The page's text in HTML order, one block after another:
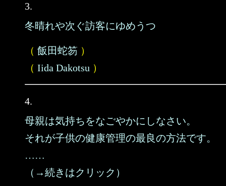
3.
冬晴れや次ぐ訪客にゆめうつゝ
（ 飯田蛇笏 ）
（ Iida Dakotsu ）
4.
母親は気持ちをなごやかにしなさい。
それが子供の健康管理の最良の方法です。
……
（→続きはクリック）